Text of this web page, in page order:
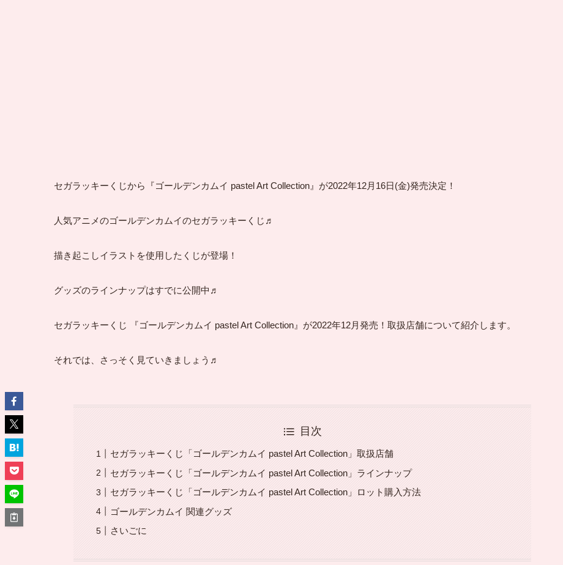
セガラッキーくじから『ゴールデンカムイ pastel Art Collection』が2022年12月16日(金)発売決定！
人気アニメのゴールデンカムイのセガラッキーくじ♬
描き起こしイラストを使用したくじが登場！
グッズのラインナップはすでに公開中♬
セガラッキーくじ 『ゴールデンカムイ pastel Art Collection』が2022年12月発売！取扱店舗について紹介します。
それでは、さっそく見ていきましょう♬
目次
セガラッキーくじ「ゴールデンカムイ pastel Art Collection」取扱店舗
セガラッキーくじ「ゴールデンカムイ pastel Art Collection」ラインナップ
セガラッキーくじ「ゴールデンカムイ pastel Art Collection」ロット購入方法
ゴールデンカムイ 関連グッズ
さいごに